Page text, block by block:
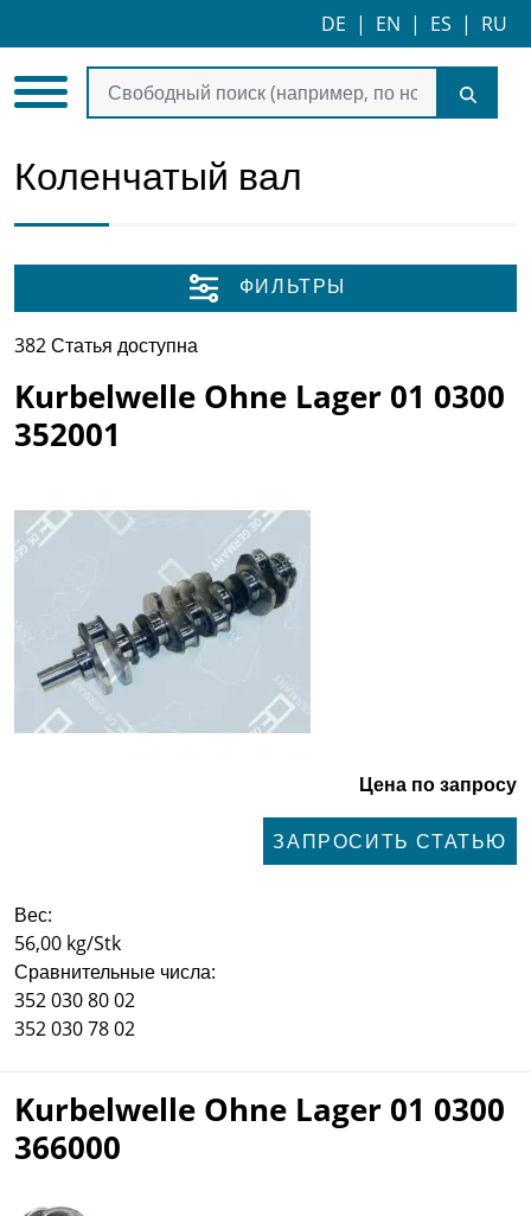
DE | EN | ES | RU
Коленчатый вал
ФИЛЬТРЫ
382 Статья доступна
Kurbelwelle Ohne Lager 01 0300
352001
Цена по запросу
ЗАПРОСИТЬ СТАТЬЮ
Вес:
56,00 kg/Stk
Сравнительные числа:
352 030 80 02
352 030 78 02
Kurbelwelle Ohne Lager 01 0300
366000